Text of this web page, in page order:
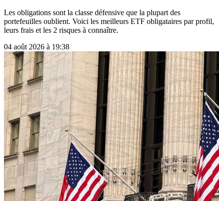
Les obligations sont la classe défensive que la plupart des
portefeuilles oublient. Voici les meilleurs ETF obligataires par profil,
leurs frais et les 2 risques à connaître.
04 août 2026 à 19:38